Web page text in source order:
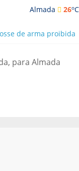
Almada 26oC
de arma proibida
necessários
detectam
problema de má
para Almada